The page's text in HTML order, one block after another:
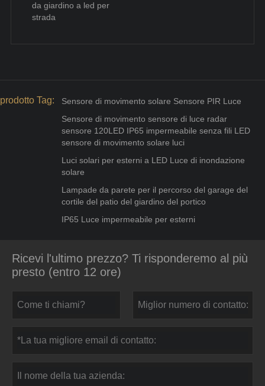
da giardino a led per
strada
prodotto Tag:
Sensore di movimento solare Sensore PIR Luce
Sensore di movimento sensore di luce radar
sensore 120LED IP65 impermeabile senza fili LED
sensore di movimento solare luci
Luci solari per esterni a LED Luce di inondazione
solare
Lampade da parete per il percorso del garage del
cortile del patio del giardino del portico
IP65 Luce impermeabile per esterni
Ricevi l'ultimo prezzo? Ti risponderemo al più
presto (entro 12 ore)